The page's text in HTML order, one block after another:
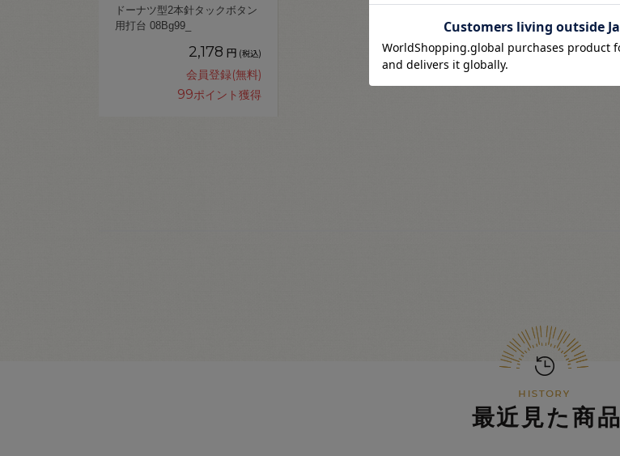
ドーナツ型2本針タックボタン
用打台 08Bg99_
2,178 円 (税込)
会員登録(無料)
99ポイント獲得
最近見た商品